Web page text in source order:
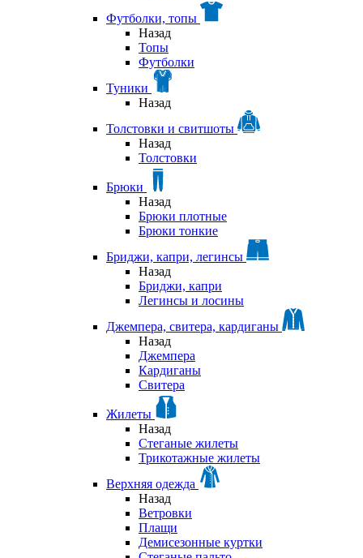
Футболки, топы
Назад
Топы
Футболки
Туники
Назад
Толстовки и свитшоты
Назад
Толстовки
Брюки
Назад
Брюки плотные
Брюки тонкие
Бриджи, капри, легинсы
Назад
Бриджи, капри
Легинсы и лосины
Джемпера, свитера, кардиганы
Назад
Джемпера
Кардиганы
Свитера
Жилеты
Назад
Стеганые жилеты
Трикотажные жилеты
Верхняя одежда
Назад
Ветровки
Плащи
Демисезонные куртки